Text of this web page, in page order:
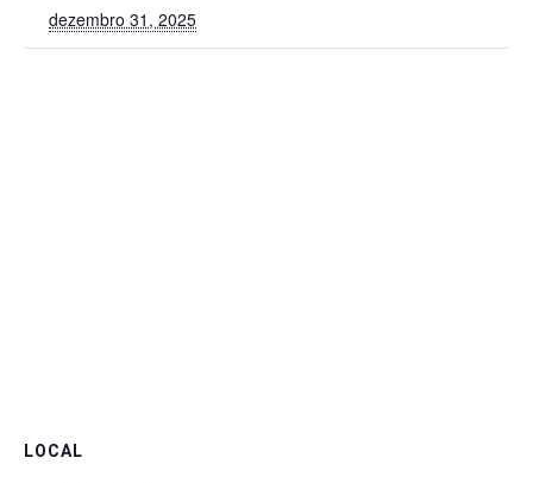
dezembro 31, 2025
LOCAL